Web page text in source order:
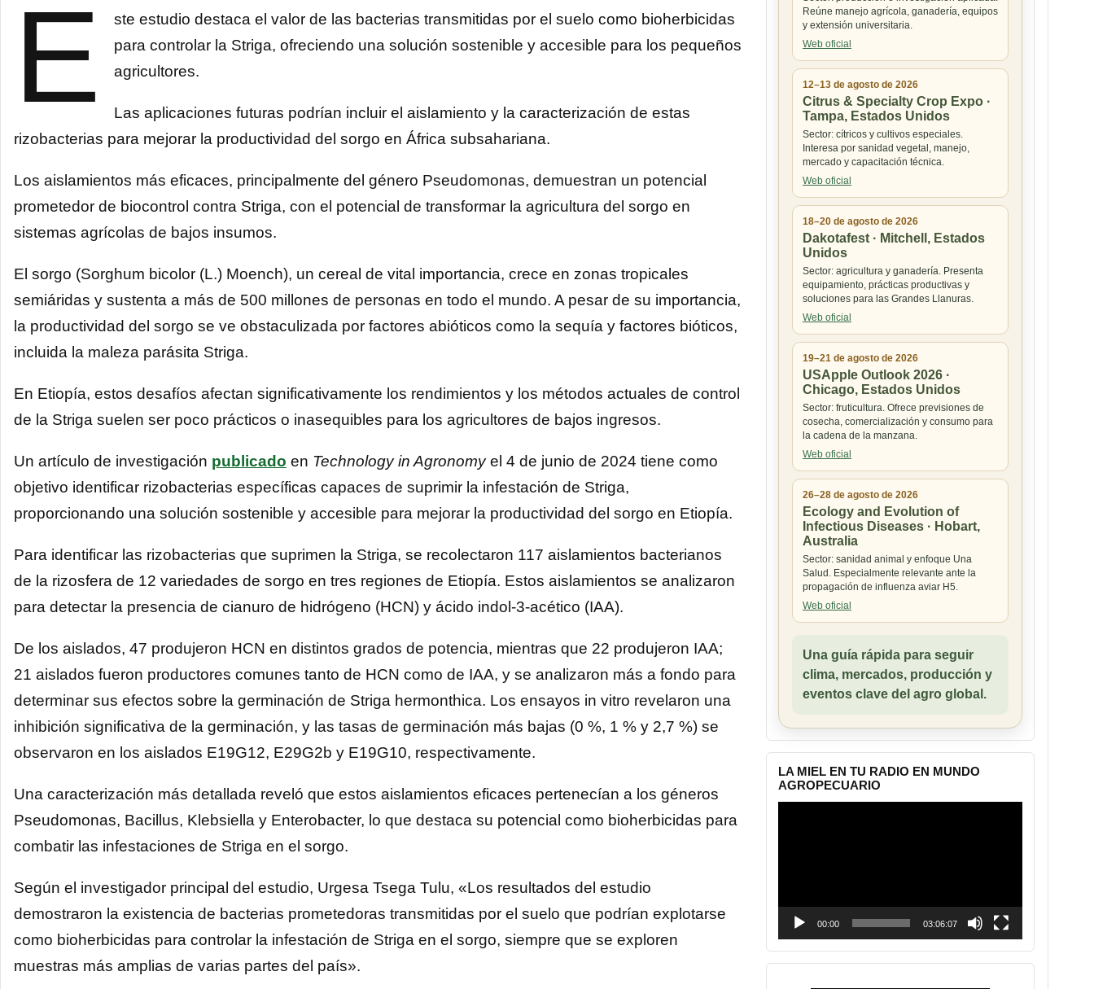
E
ste estudio destaca el valor de las bacterias transmitidas por el suelo como bioherbicidas
para controlar la Striga, ofreciendo una solución sostenible y accesible para los pequeños
agricultores.
Las aplicaciones futuras podrían incluir el aislamiento y la caracterización de estas
rizobacterias para mejorar la productividad del sorgo en África subsahariana.
Los aislamientos más eficaces, principalmente del género Pseudomonas, demuestran un potencial
prometedor de biocontrol contra Striga, con el potencial de transformar la agricultura del sorgo en
sistemas agrícolas de bajos insumos.
El sorgo (Sorghum bicolor (L.) Moench), un cereal de vital importancia, crece en zonas tropicales
semiáridas y sustenta a más de 500 millones de personas en todo el mundo. A pesar de su importancia,
la productividad del sorgo se ve obstaculizada por factores abióticos como la sequía y factores bióticos,
incluida la maleza parásita Striga.
En Etiopía, estos desafíos afectan significativamente los rendimientos y los métodos actuales de control
de la Striga suelen ser poco prácticos o inasequibles para los agricultores de bajos ingresos.
Un artículo de investigación publicado en Technology in Agronomyel 4 de junio de 2024 tiene como
objetivo identificar rizobacterias específicas capaces de suprimir la infestación de Striga,
proporcionando una solución sostenible y accesible para mejorar la productividad del sorgo en Etiopía.
Para identificar las rizobacterias que suprimen la Striga, se recolectaron 117 aislamientos bacterianos
de la rizosfera de 12 variedades de sorgo en tres regiones de Etiopía. Estos aislamientos se analizaron
para detectar la presencia de cianuro de hidrógeno (HCN) y ácido indol-3-acético (IAA).
De los aislados, 47 produjeron HCN en distintos grados de potencia, mientras que 22 produjeron IAA;
21 aislados fueron productores comunes tanto de HCN como de IAA, y se analizaron más a fondo para
determinar sus efectos sobre la germinación de Striga hermonthica. Los ensayos in vitro revelaron una
inhibición significativa de la germinación, y las tasas de germinación más bajas (0 %, 1 % y 2,7 ​​%) se
observaron en los aislados E19G12, E29G2b y E19G10, respectivamente.
Una caracterización más detallada reveló que estos aislamientos eficaces pertenecían a los géneros
Pseudomonas, Bacillus, Klebsiella y Enterobacter, lo que destaca su potencial como bioherbicidas para
combatir las infestaciones de Striga en el sorgo.
Según el investigador principal del estudio, Urgesa Tsega Tulu, «Los resultados del estudio
demostraron la existencia de bacterias prometedoras transmitidas por el suelo que podrían explotarse
como bioherbicidas para controlar la infestación de Striga en el sorgo, siempre que se exploren
muestras más amplias de varias partes del país».
Reúne manejo agrícola, ganadería, equipos
y extensión universitaria.
Web oficial
12–13 de agosto de 2026
Citrus & Specialty Crop Expo ·
Tampa, Estados Unidos
Sector: cítricos y cultivos especiales.
Interesa por sanidad vegetal, manejo,
mercado y capacitación técnica.
Web oficial
18–20 de agosto de 2026
Dakotafest · Mitchell, Estados
Unidos
Sector: agricultura y ganadería. Presenta
equipamiento, prácticas productivas y
soluciones para las Grandes Llanuras.
Web oficial
19–21 de agosto de 2026
USApple Outlook 2026 ·
Chicago, Estados Unidos
Sector: fruticultura. Ofrece previsiones de
cosecha, comercialización y consumo para
la cadena de la manzana.
Web oficial
26–28 de agosto de 2026
Ecology and Evolution of
Infectious Diseases · Hobart,
Australia
Sector: sanidad animal y enfoque Una
Salud. Especialmente relevante ante la
propagación de influenza aviar H5.
Web oficial
Una guía rápida para seguir
clima, mercados, producción y
eventos clave del agro global.
LA MIEL EN TU RADIO EN MUNDO
AGROPECUARIO
00:00 03:06:07